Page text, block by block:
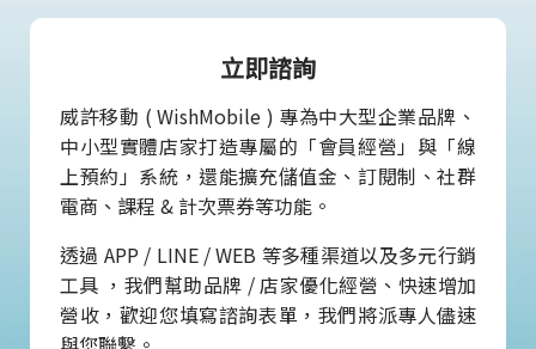
立即諮詢
威許移動 ( WishMobile ) 專為中大型企業品牌、
中小型實體店家打造專屬的「會員經營」與「線
上預約」系統，還能擴充儲值金、訂閱制、社群
電商、課程 & 計次票券等功能。
透過 APP / LINE / WEB 等多種渠道以及多元行銷
工具 ，我們幫助品牌 / 店家優化經營、快速增加
營收，歡迎您填寫諮詢表單，我們將派專人儘速